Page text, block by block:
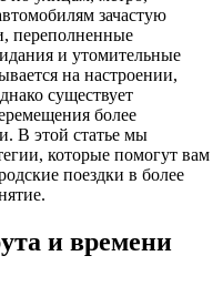
зачастую
переполненные
и утомительные
на настроении,
существует
более
В этой статье мы
которые помогут вам
поездки в более
и времени